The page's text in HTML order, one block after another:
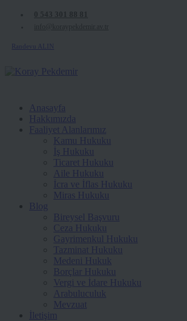
Randevu ALIN
Anasayfa
Hakkımızda
Faaliyet Alanlarımız
Kamu Hukuku
İş Hukuku
Ticaret Hukuku
Aile Hukuku
İcra ve İflas Hukuku
Miras Hukuku
Blog
Bireysel Başvuru
Ceza Hukuku
Gayrimenkul Hukuku
Tazminat Hukuku
Medeni Hukuk
Borçlar Hukuku
Vergi ve İdare Hukuku
Arabuluculuk
Mevzuat
İletişim